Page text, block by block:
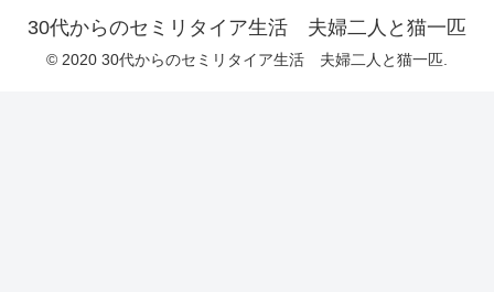
30代からのセミリタイア生活 夫婦二人と猫一匹
© 2020 30代からのセミリタイア生活 夫婦二人と猫一匹.